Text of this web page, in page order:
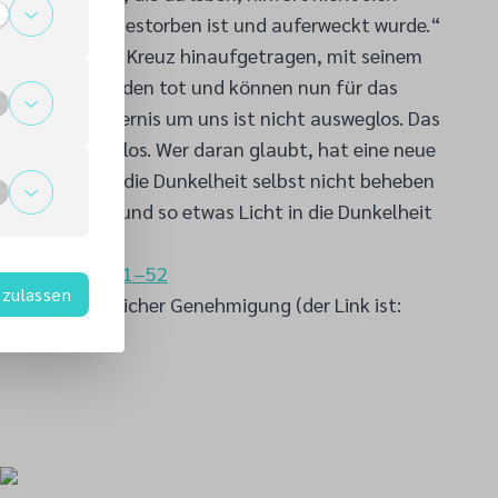
der für sie gestorben ist und auferweckt wurde.“
hat er ans Kreuz hinaufgetragen, mit seinem
wir für die Sünden tot und können nun für das
Die Finsternis um uns ist nicht ausweglos. Das
hoffnungslos. Wer daran glaubt, hat eine neue
auch wenn er die Dunkelheit selbst nicht beheben
Gute leben und so etwas Licht in die Dunkelheit
und 51–52
mit freundlicher Genehmigung (der Link ist: